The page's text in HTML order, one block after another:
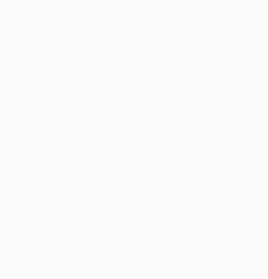
laiko skiria su valstijomis
ir bendruomenės
regioninėms
veikiančių jų kasdienį
požiūris pabrėžia